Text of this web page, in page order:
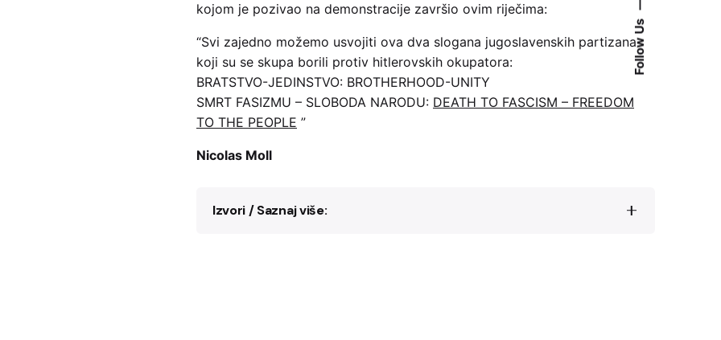
Follow Us
kojom je pozivao na demonstracije završio ovim riječima:
“Svi zajedno možemo usvojiti ova dva slogana jugoslavenskih partizana
koji su se skupa borili protiv hitlerovskih okupatora:
BRATSTVO-JEDINSTVO: BROTHERHOOD-UNITY
SMRT FASIZMU – SLOBODA NARODU: DEATH TO FASCISM – FREEDOM
TO THE PEOPLE ”
Nicolas Moll
Izvori / Saznaj više: